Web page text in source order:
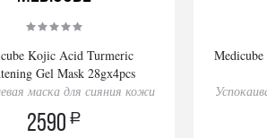
Kojic Acid Turmeric
Gel Mask 28gх4pcs
маска для сияния кожи
2590 a